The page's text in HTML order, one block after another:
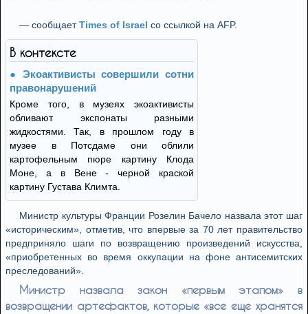
— сообщаетTimes of Israel со ссылкой на AFP.
В контексте
Экоактивисты совершили сотни
правонарушений
Кроме того, в музеях экоактивисты
обливают экспонаты разными
жидкостями. Так, в прошлом году в
музее в Потсдаме они облили
картофельным пюре картину Клода
Моне, а в Вене - черной краской
картину Густава Климта.
Министр культуры Франции Розелин Бачело назвала этот шаг
«историческим», отметив, что впервые за 70 лет правительство
предприняло шаги по возвращению произведений искусства,
«приобретенных во время оккупации на фоне антисемитских
преследований».
Министр назвала закон «первым этапом» в
возвращении артефактов, которые «все еще хранятся